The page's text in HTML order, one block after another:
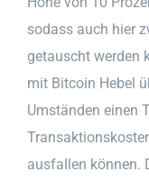
sodass auch hier
getauscht werden
mit Bitcoin Hebel
Umständen einen
ausfallen können.